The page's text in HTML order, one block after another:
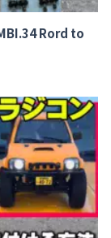
Rord to